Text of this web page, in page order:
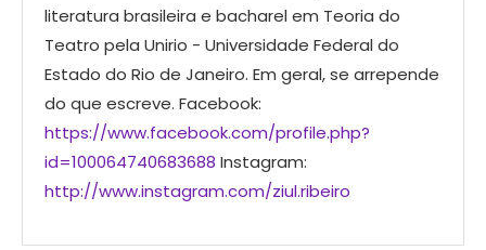
literatura brasileira e bacharel em Teoria do
Teatro pela Unirio - Universidade Federal do
Estado do Rio de Janeiro. Em geral, se arrepende
do que escreve. Facebook:
https://www.facebook.com/profile.php?
id=100064740683688 Instagram:
http://www.instagram.com/ziul.ribeiro